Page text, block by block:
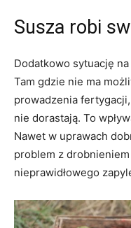
Susza robi
Dodatkowo sytuację
Tam gdzie nie ma
prowadzenia
nie dorastają. To
Nawet w uprawach
problem z
nieprawidłowego